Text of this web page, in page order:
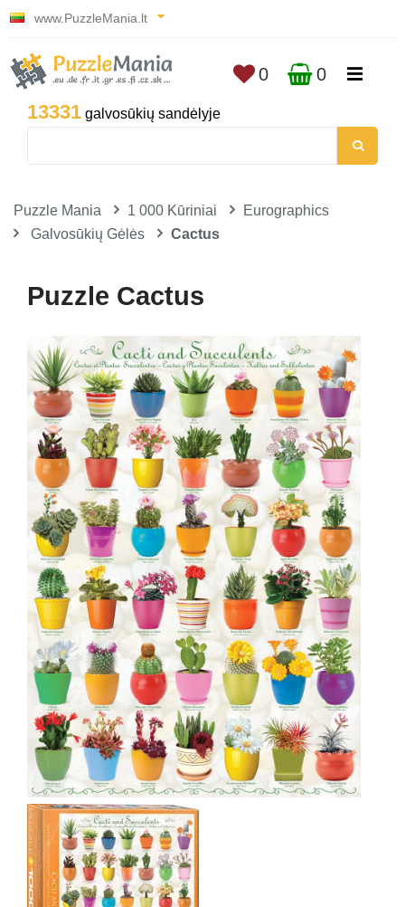
www.PuzzleMania.lt
13331 galvosūkių sandėlyje
0 0
Puzzle Mania 1 000 Kūriniai
Eurographics
Galvosūkių Gėlės
Cactus
Puzzle Cactus